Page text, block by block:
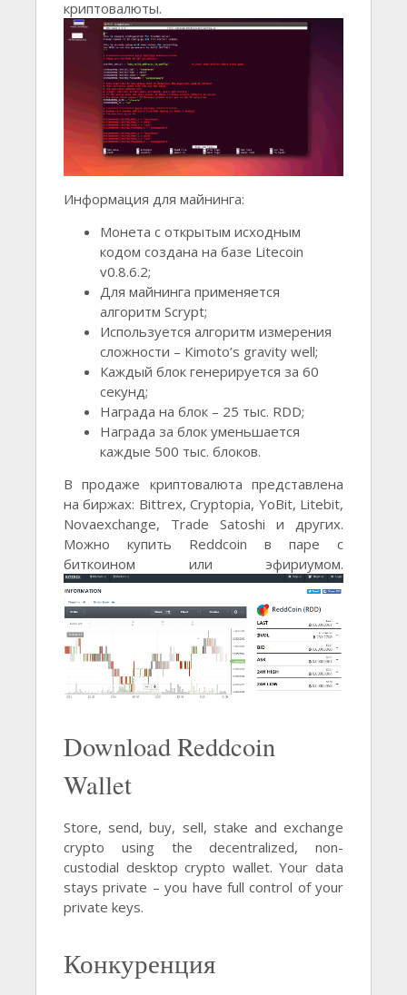
криптовалюты.
Информация для майнинга:
Монета с открытым исходным
кодом создана на базе Litecoin
v0.8.6.2;
Для майнинга применяется
алгоритм Scrypt;
Используется алгоритм измерения
сложности – Kimoto’s gravity well;
Каждый блок генерируется за 60
секунд;
Награда на блок – 25 тыс. RDD;
Награда за блок уменьшается
каждые 500 тыс. блоков.
В продаже криптовалюта представлена
на биржах: Bittrex, Cryptopia, YoBit, Litebit,
Novaexchange, Trade Satoshi и других.
Можно купить Reddcoin в паре с
биткоином или эфириумом.
Download Reddcoin
Wallet
Store, send, buy, sell, stake and exchange
crypto using the decentralized, non-
custodial desktop crypto wallet. Your data
stays private – you have full control of your
private keys.
Конкуренция